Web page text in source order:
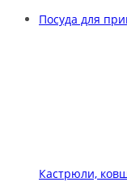
Посуда для
Кастрюли,